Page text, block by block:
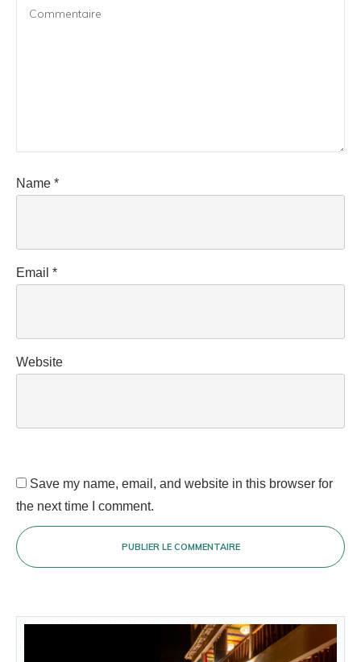
Name *
Email *
Website
Save my name, email, and website in this browser for
the next time I comment.
PUBLIER LE COMMENTAIRE